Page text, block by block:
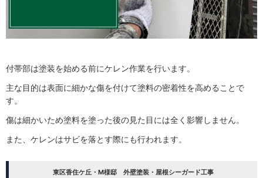
付帯部は塗装を始める前にケレン作業を行います。
主な目的は表面に細かな傷を付けて塗料の密着性を高めることで
す。
傷は細かいため塗料を塗った後の見た目には全く影響しません。
また、ケレンはサビを落とす際にも行われます。
東区香住ケ丘・M様邸 外壁塗装・屋根シーガード工事